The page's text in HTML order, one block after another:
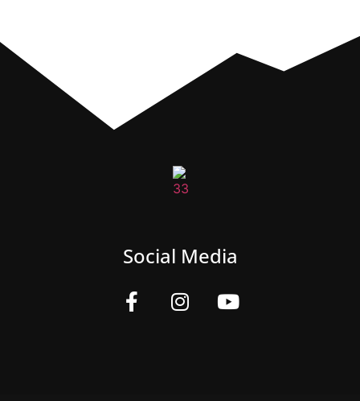
Social Media